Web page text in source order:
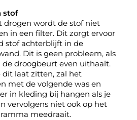
stof
drogen wordt de stof niet
in een filter. Dit zorgt ervoor
stof achterblijft in de
Dit is geen probleem, als
de droogbeurt even uithaalt.
dit laat zitten, zal het
met de volgende was en
in kleding bij hangen als je
vervolgens niet ook op het
meedraait.